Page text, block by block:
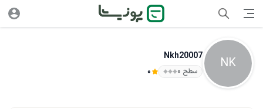
NK
Nkh20007
سطح ۰ 0